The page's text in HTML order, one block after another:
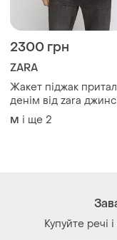
Жакет піджак
денім від zara
M і ще 2